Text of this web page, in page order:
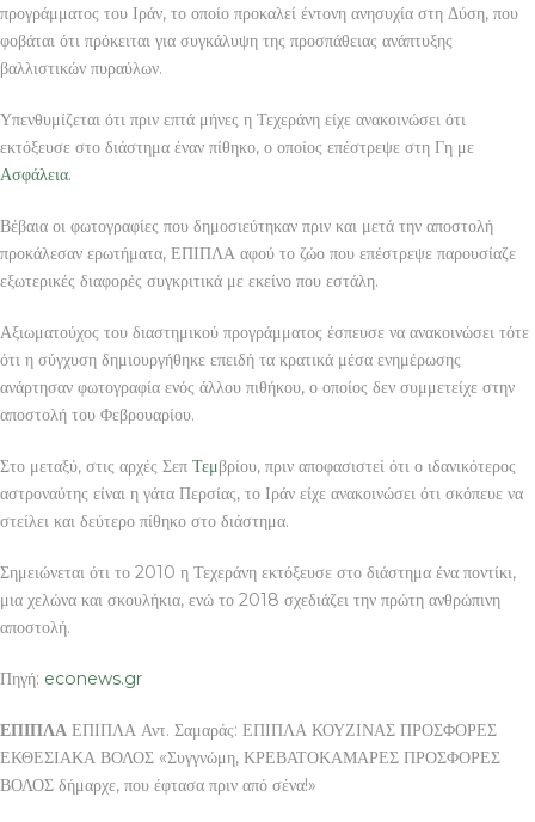
προγράμματος του Ιράν, το οποίο προκαλεί έντονη ανησυχία στη Δύση, που
φοβάται ότι πρόκειται για συγκάλυψη της προσπάθειας ανάπτυξης
βαλλιστικών πυραύλων.
Υπενθυμίζεται ότι πριν επτά μήνες η Τεχεράνη είχε ανακοινώσει ότι
εκτόξευσε στο διάστημα έναν πίθηκο, ο οποίος επέστρεψε στη Γη με
Ασφάλεια.
Βέβαια οι φωτογραφίες που δημοσιεύτηκαν πριν και μετά την αποστολή
προκάλεσαν ερωτήματα, ΕΠΙΠΛΑ αφού το ζώο που επέστρεψε παρουσίαζε
εξωτερικές διαφορές συγκριτικά με εκείνο που εστάλη.
Αξιωματούχος του διαστημικού προγράμματος έσπευσε να ανακοινώσει τότε
ότι η σύγχυση δημιουργήθηκε επειδή τα κρατικά μέσα ενημέρωσης
ανάρτησαν φωτογραφία ενός άλλου πιθήκου, ο οποίος δεν συμμετείχε στην
αποστολή του Φεβρουαρίου.
Στο μεταξύ, στις αρχές Σεπ Τεμβρίου, πριν αποφασιστεί ότι ο ιδανικότερος
αστροναύτης είναι η γάτα Περσίας, το Ιράν είχε ανακοινώσει ότι σκόπευε να
στείλει και δεύτερο πίθηκο στο διάστημα.
Σημειώνεται ότι το 2010 η Τεχεράνη εκτόξευσε στο διάστημα ένα ποντίκι,
μια χελώνα και σκουλήκια, ενώ το 2018 σχεδιάζει την πρώτη ανθρώπινη
αποστολή.
Πηγή: econews.gr
ΕΠΙΠΛΑ ΕΠΙΠΛΑ Αντ. Σαμαράς: ΕΠΙΠΛΑ ΚΟΥΖΙΝΑΣ ΠΡΟΣΦΟΡΕΣ
ΕΚΘΕΣΙΑΚΑ ΒΟΛΟΣ «Συγγνώμη, ΚΡΕΒΑΤΟΚΑΜΑΡΕΣ ΠΡΟΣΦΟΡΕΣ
ΒΟΛΟΣ δήμαρχε, που έφτασα πριν από σένα!»